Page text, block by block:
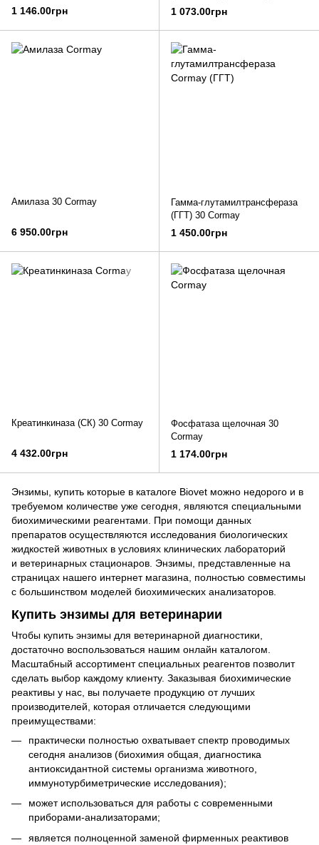
1 146.00грн 1 073.00грн
Амилаза 30 Cormay
6 950.00грн
Гамма-глутамилтрансфераза
(ГГТ) 30 Cormay
1 450.00грн
Креатинкиназа (СК) 30 Cormay
4 432.00грн
Фосфатаза щелочная 30
Cormay
1 174.00грн
Энзимы, купить которые в каталоге Biovet можно недорого и в
требуемом количестве уже сегодня, являются специальными
биохимическими реагентами. При помощи данных
препаратов осуществляются исследования биологических
жидкостей животных в условиях клинических лабораторий
и ветеринарных стационаров. Энзимы, представленные на
страницах нашего интернет магазина, полностью совместимы
с большинством моделей биохимических анализаторов.
Купить энзимы для ветеринарии
Чтобы купить энзимы для ветеринарной диагностики,
достаточно воспользоваться нашим онлайн каталогом.
Масштабный ассортимент специальных реагентов позволит
сделать выбор каждому клиенту. Заказывая биохимические
реактивы у нас, вы получаете продукцию от лучших
производителей, которая отличается следующими
преимуществами:
практически полностью охватывает спектр проводимых
сегодня анализов (биохимия общая, диагностика
антиоксидантной системы организма животного,
иммунотурбиметрические исследования);
может использоваться для работы с современными
приборами-анализаторами;
является полноценной заменой фирменных реактивов